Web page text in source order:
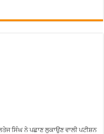
ਸਿੰਘ ਨੇ ਪਛਾਣ ਲੁਕਾਉਣ ਵਾਲੀ ਪਟੀਸ਼ਨ